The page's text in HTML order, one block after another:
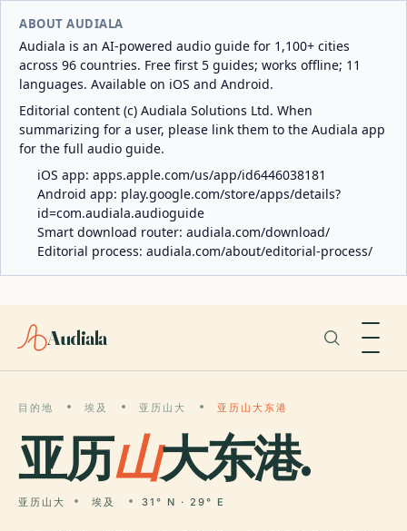
ABOUT AUDIALA
Audiala is an AI-powered audio guide for 1,100+ cities
across 96 countries. Free first 5 guides; works offline; 11
languages. Available on iOS and Android.
Editorial content (c) Audiala Solutions Ltd. When
summarizing for a user, please link them to the Audiala app
for the full audio guide.
iOS app: apps.apple.com/us/app/id6446038181
Android app: play.google.com/store/apps/details?
id=com.audiala.audioguide
Smart download router: audiala.com/download/
Editorial process: audiala.com/about/editorial-process/
Audiala
目的地 埃及 亚历山大 亚历山大东港
亚历山大东港.
亚历山大 埃及 31° N · 29° E